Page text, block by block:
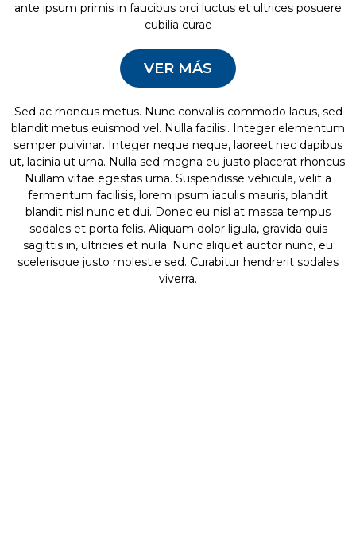
ante ipsum primis in faucibus orci luctus et ultrices posuere
cubilia curae
VER MÁS
Sed ac rhoncus metus. Nunc convallis commodo lacus, sed
blandit metus euismod vel. Nulla facilisi. Integer elementum
semper pulvinar. Integer neque neque, laoreet nec dapibus
ut, lacinia ut urna. Nulla sed magna eu justo placerat rhoncus.
Nullam vitae egestas urna. Suspendisse vehicula, velit a
fermentum facilisis, lorem ipsum iaculis mauris, blandit
blandit nisl nunc et dui. Donec eu nisl at massa tempus
sodales et porta felis. Aliquam dolor ligula, gravida quis
sagittis in, ultricies et nulla. Nunc aliquet auctor nunc, eu
scelerisque justo molestie sed. Curabitur hendrerit sodales
viverra.